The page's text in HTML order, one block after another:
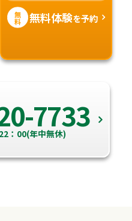
無
料 無料体験を予約
7733
：00(年中無休)